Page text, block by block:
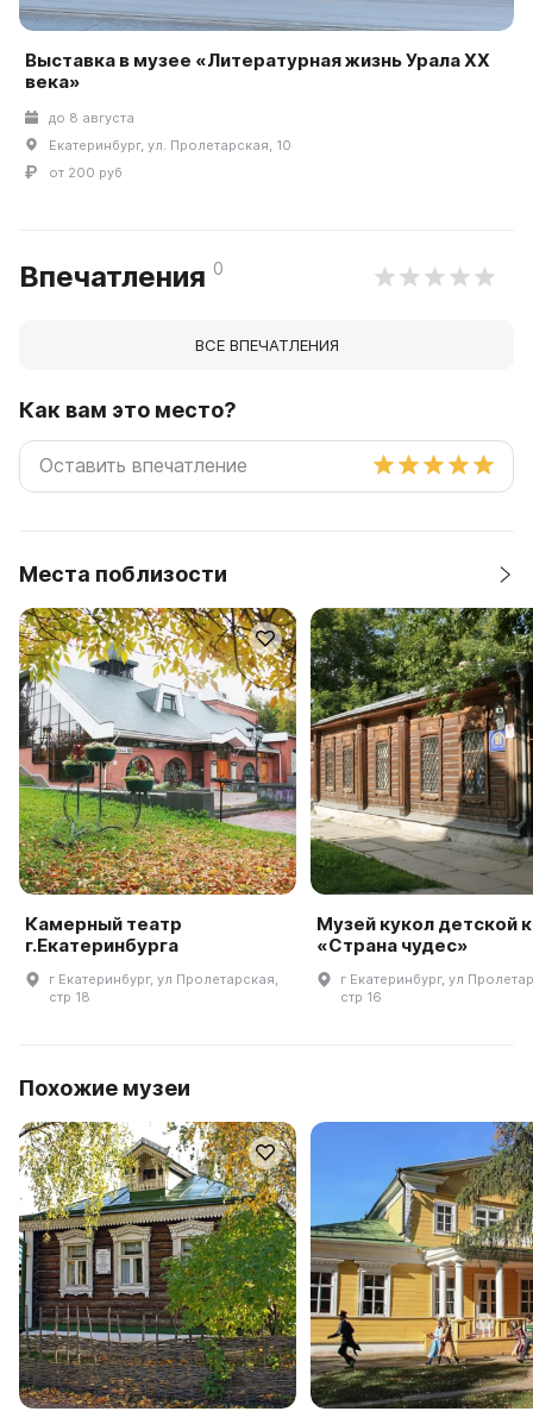
Выставка в музее «Литературная жизнь Урала ХХ
века»
до 8 августа
Екатеринбург, ул. Пролетарская, 10
от 200 руб
Впечатления 0
ВСЕ ВПЕЧАТЛЕНИЯ
Как вам это место?
Места поблизости
Камерный театр
г.Екатеринбурга
г Екатеринбург, ул Пролетарская,
стр 18
Музей кукол детской
«Страна чудес»
г Екатеринбург, ул
стр 16
Похожие музеи